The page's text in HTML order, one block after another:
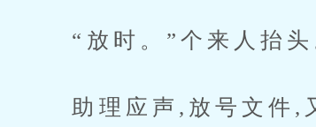
“放时。”个来人抬头
助理应声,放号文件,